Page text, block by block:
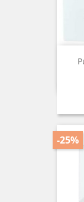
-25%